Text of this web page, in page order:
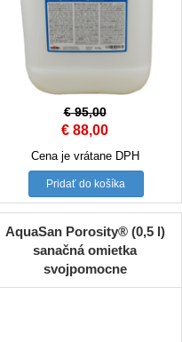
€95,00
Original
price
was:
€ 95,00.
€ 88,00Current
price
is:
€ 88,00.
Cena je vrátane DPH
Pridať do košíka
AquaSan Porosity® (0,5 l)
sanačná omietka
svojpomocne